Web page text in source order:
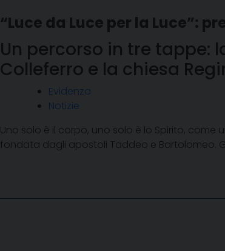
“Luce da Luce per la Luce”:
Un percorso in tre tappe:
Colleferro e la chiesa
Evidenza
Notizie
Uno solo è il corpo, uno solo è lo Spirito,
fondata dagli apostoli Taddeo e Bartolomeo.